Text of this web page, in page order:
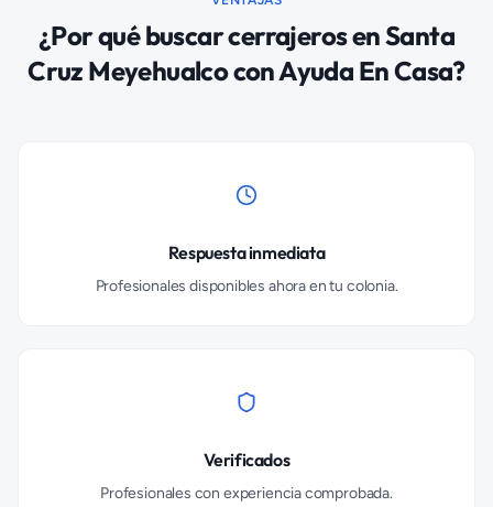
¿Por qué buscarcerrajerosenSanta
Cruz Meyehualcocon Ayuda En Casa?
Respuesta inmediata
Profesionales disponibles ahora en tu colonia.
Verificados
Profesionales con experiencia comprobada.